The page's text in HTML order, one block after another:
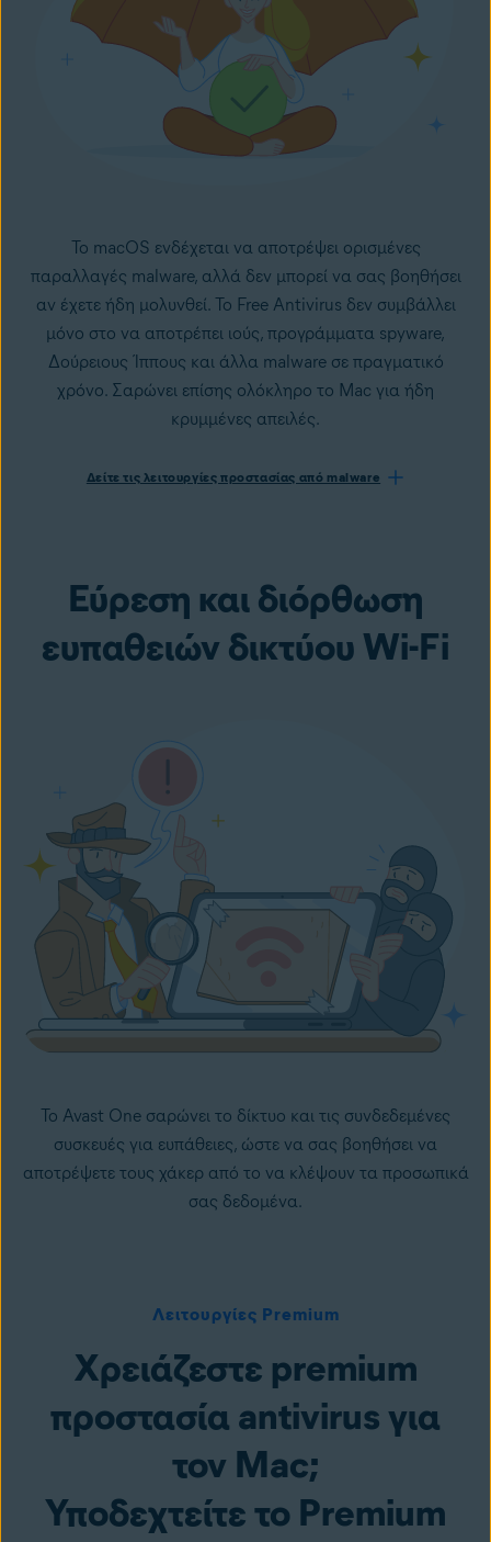
Το macOS ενδέχεται να αποτρέψει ορισμένες
παραλλαγές malware, αλλά δεν μπορεί να σας βοηθήσει
αν έχετε ήδη μολυνθεί. Το Free Antivirus δεν συμβάλλει
μόνο στο να αποτρέπει ιούς, προγράμματα spyware,
Δούρειους Ίππους και άλλα malware σε πραγματικό
χρόνο. Σαρώνει επίσης ολόκληρο το Mac για ήδη
κρυμμένες απειλές.
Δείτε τις λειτουργίες προστασίας από malware
Εύρεση και διόρθωση
ευπαθειών δικτύου Wi-Fi
Το Avast One σαρώνει το δίκτυο και τις συνδεδεμένες
συσκευές για ευπάθειες, ώστε να σας βοηθήσει να
αποτρέψετε τους χάκερ από το να κλέψουν τα προσωπικά
σας δεδομένα.
Λειτουργίες Premium
Χρειάζεστε premium
προστασία antivirus για
τον Mac;
Υποδεχτείτε το Premium